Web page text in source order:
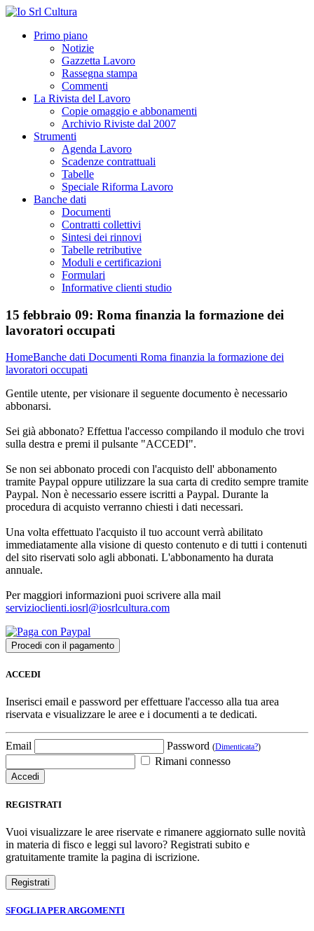
Primo piano
Notizie
Gazzetta Lavoro
Rassegna stampa
Commenti
La Rivista del Lavoro
Copie omaggio e abbonamenti
Archivio Riviste dal 2007
Strumenti
Agenda Lavoro
Scadenze contrattuali
Tabelle
Speciale Riforma Lavoro
Banche dati
Documenti
Contratti collettivi
Sintesi dei rinnovi
Tabelle retributive
Moduli e certificazioni
Formulari
Informative clienti studio
15 febbraio 09: Roma finanzia la formazione dei
lavoratori occupati
HomeBanche dati Documenti Roma finanzia la formazione dei
lavoratori occupati
Gentile utente, per visionare il seguente documento è necessario
abbonarsi.
Sei già abbonato? Effettua l'accesso compilando il modulo che trovi
sulla destra e premi il pulsante "ACCEDI".
Se non sei abbonato procedi con l'acquisto dell' abbonamento
tramite Paypal oppure utilizzare la sua carta di credito sempre tramite
Paypal. Non è necessario essere iscritti a Paypal. Durante la
procedura di acquisto verranno chiesti i dati necessari.
Una volta effettuato l'acquisto il tuo account verrà abilitato
immediatamente alla visione di questo contenuto e di tutti i contenuti
del sito riservati solo agli abbonati. L'abbonamento ha durata
annuale.
Per maggiori informazioni puoi scrivere alla mail
servizioclienti.iosrl@iosrlcultura.com
ACCEDI
Inserisci email e password per effettuare l'accesso alla tua area
riservata e visualizzare le aree e i documenti a te dedicati.
Email Password (Dimenticata?)
Rimani connesso
REGISTRATI
Vuoi visualizzare le aree riservate e rimanere aggiornato sulle novità
in materia di fisco e leggi sul lavoro? Registrati subito e
gratuitamente tramite la pagina di iscrizione.
SFOGLIA PER ARGOMENTI